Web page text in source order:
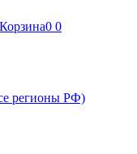
Корзина0 0
регионы РФ)